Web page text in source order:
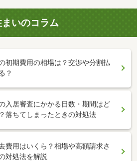
いのコラム
初期費用の相場は？交渉や分割払
？
入居審査にかかる日数・期間はど
落ちてしまったときの対処法
費用はいくら？相場や高額請求さ
対処法を解説